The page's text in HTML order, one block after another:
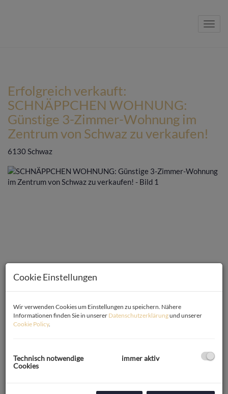
Erfolgreich verkauft:
SCHNÄPPCHEN WOHNUNG:
Günstige 3-Zimmer-Wohnung im
Zentrum von Schwaz zu verkaufen!
6130 Schwaz
Cookie Einstellungen
Wir verwenden Cookies um Einstellungen zu speichern. Nähere
Informationen finden Sie in unserer Datenschutzerklärungund unserer
Cookie Policy.
Technisch notwendige
Cookies
immer aktiv